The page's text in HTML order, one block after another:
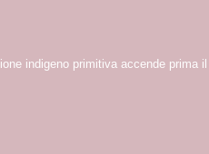
indigeno primitiva accende prima il